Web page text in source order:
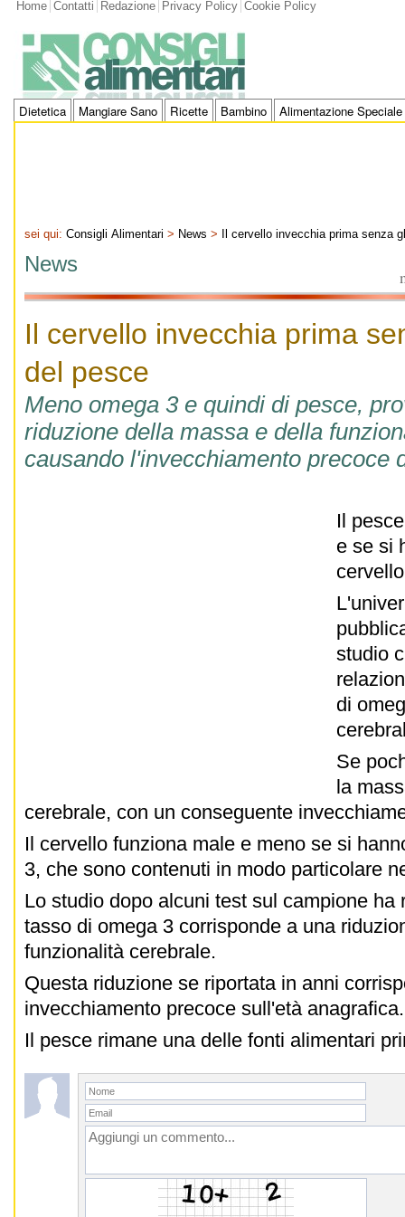
Home Contatti Redazione Privacy Policy Cookie Policy
Dietetica Mangiare Sano Ricette Bambino Alimentazione Speciale
sei qui: Consigli Alimentari > News > Il cervello invecchia prima senza
News
Il cervello invecchia prima
del pesce
Meno omega 3 e quindi di pesce,
riduzione della massa e della
causando l'invecchiamento precoce
Il
e se si
studio
di
Se
la
cerebrale, con un conseguente
Il cervello funziona male e meno se si
3, che sono contenuti in modo particolare
Lo studio dopo alcuni test sul campione ha
tasso di omega 3 corrisponde a una
funzionalità cerebrale.
Questa riduzione se riportata in anni
invecchiamento precoce sull'età
Il pesce rimane una delle fonti alimentari